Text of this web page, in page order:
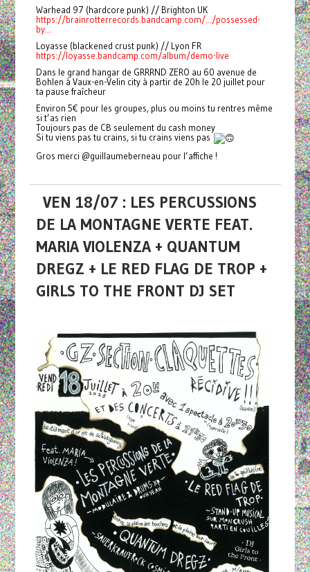
Warhead 97 (hardcore punk) // Brighton UK
https://brainrotterrecords.bandcamp.com/.../possessed-
by...
Loyasse (blackened crust punk) // Lyon FR
https://loyasse.bandcamp.com/album/demo-live
Dans le grand hangar de GRRRND ZERO au 60 avenue de
Bohlen à Vaux-en-Velin city à partir de 20h le 20 juillet pour
ta pause fraîcheur
Environ 5€ pour les groupes, plus ou moins tu rentres même
si t’as rien
Toujours pas de CB seulement du cash money
Si tu viens pas tu crains, si tu crains viens pas
Gros merci @guillaumeberneau pour l’affiche !
VEN 18/07 : LES PERCUSSIONS
DE LA MONTAGNE VERTE FEAT.
MARIA VIOLENZA + QUANTUM
DREGZ + LE RED FLAG DE TROP +
GIRLS TO THE FRONT DJ SET